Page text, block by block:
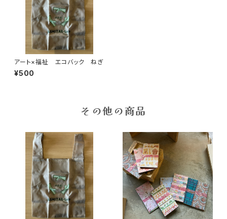
アート×福祉 エコバック ねぎ
¥500
その他の商品